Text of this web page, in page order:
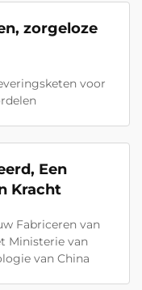
zorgeloze
voor
Een
Kracht
Fabriceren van
Ministerie van
van China